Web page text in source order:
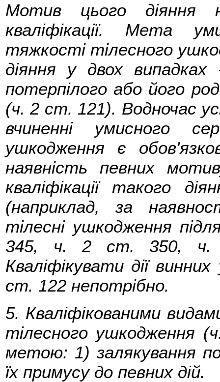
Мотив цього діяння
кваліфікації. Мета
тяжкості тілесного
діяння у двох
потерпілого або його
(ч. 2 ст. 121). Водночас
вчиненні умисного
ушкодження є
наявність певних
кваліфікації такого
(наприклад, за
тілесні ушкодження
345, ч. 2 ст. 350,
Кваліфікувати дії
ст. 122 непотрібно.
5. Кваліфікованими
тілесного ушкодження
метою: 1) залякування
їх примусу до певних дій.